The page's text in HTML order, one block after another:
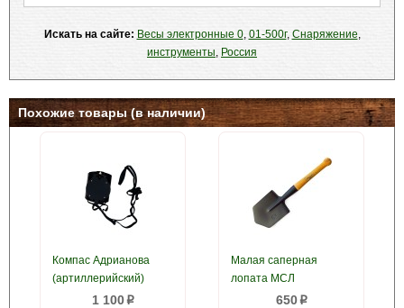
Искать на сайте: Весы электронные 0, 01-500г, Снаряжение,
инструменты, Россия
Похожие товары (в наличии)
Компас Адрианова
(артиллерийский)
1 100p
Малая саперная
лопата МСЛ
650p